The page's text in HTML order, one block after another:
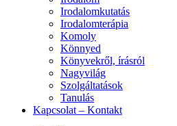
Irodalomkutatás
Irodalomterápia
Komoly
Könnyed
Könyvekről, írásról
Nagyvilág
Szolgáltatások
Tanulás
Kapcsolat – Kontakt